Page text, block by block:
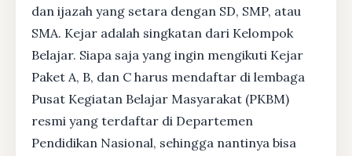
dan ijazah yang setara dengan SD, SMP, atau
SMA. Kejar adalah singkatan dari Kelompok
Belajar. Siapa saja yang ingin mengikuti Kejar
Paket A, B, dan C harus mendaftar di lembaga
Pusat Kegiatan Belajar Masyarakat (PKBM)
resmi yang terdaftar di Departemen
Pendidikan Nasional, sehingga nantinya bisa